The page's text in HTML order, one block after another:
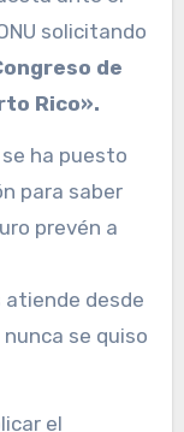
solicitando
de
Rico».
se ha puesto
para saber
prevén a
atiende desde
se quiso
el